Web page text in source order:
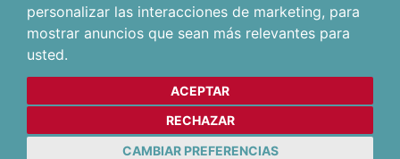
personalizar las interacciones de marketing, para
mostrar anuncios que sean más relevantes para
usted.
ACEPTAR
RECHAZAR
CAMBIAR PREFERENCIAS